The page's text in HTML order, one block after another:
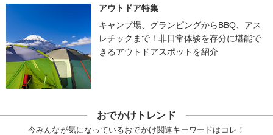
アウトドア特集
キャンプ場、グランピングからBBQ、アス
レチックまで！非日常体験を存分に堪能で
きるアウトドアスポットを紹介
おでかけトレンド
今みんなが気になっているおでかけ関連キーワードはコレ！